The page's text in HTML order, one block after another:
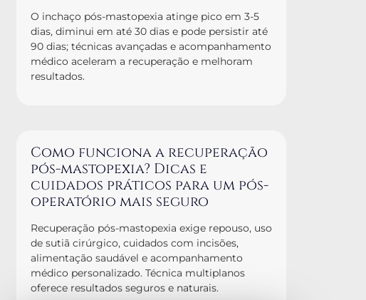
O inchaço pós-mastopexia atinge pico em 3-5
dias, diminui em até 30 dias e pode persistir até
90 dias; técnicas avançadas e acompanhamento
médico aceleram a recuperação e melhoram
resultados.
Como funciona a recuperação
pós-mastopexia? Dicas e
cuidados práticos para um pós-
operatório mais seguro
Recuperação pós-mastopexia exige repouso, uso
de sutiã cirúrgico, cuidados com incisões,
alimentação saudável e acompanhamento
médico personalizado. Técnica multiplanos
oferece resultados seguros e naturais.